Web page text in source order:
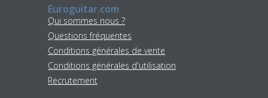
Euroguitar.com
Qui sommes nous ?
Questions fréquentes
Conditions générales de vente
Conditions générales d'utilisation
Recrutement